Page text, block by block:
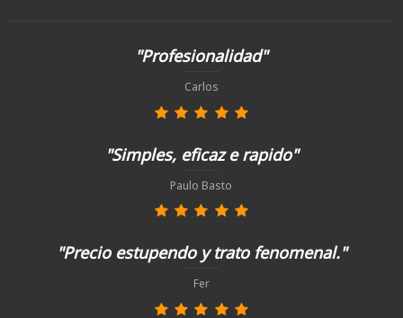
"Profesionalidad"
Carlos
"Simples, eficaz e rapido"
Paulo Basto
"Precio estupendo y trato fenomenal."
Fer